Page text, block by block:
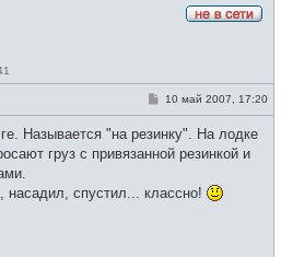
е
т
С
б
щ
и
10 май 2007, 17:20
Называется "на резинку". На лодке
груз с привязанной резинкой и
насадил, спустил... классно!